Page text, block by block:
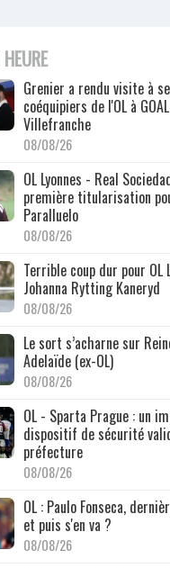
Grenier a rendu visite à
coéquipiers de l'OL à
Villefranche
08/08/26
OL Lyonnes - Real
première titularisation
Paralluelo
08/08/26
Terrible coup dur pour OL
Johanna Rytting Kaneryd
08/08/26
Le sort s’acharne sur
Adelaïde (ex-OL)
08/08/26
OL - Sparta Prague : un
dispositif de sécurité
préfecture
08/08/26
OL : Paulo Fonseca,
et puis s'en va ?
08/08/26